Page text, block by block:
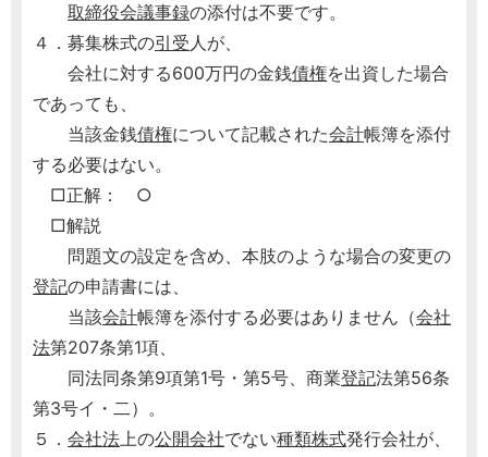
取締役会議事録の添付は不要です。
４．募集株式の引受人が、
会社に対する600万円の金銭債権を出資した場合
であっても、
当該金銭債権について記載された会計帳簿を添付
する必要はない。
□正解： ○
□解説
問題文の設定を含め、本肢のような場合の変更の
登記の申請書には、
当該会計帳簿を添付する必要はありません（会社
法第207条第1項、
同法同条第9項第1号・第5号、商業登記法第56条
第3号イ・二）。
５． 会社法上の公開会社でない種類株式発行会社が、